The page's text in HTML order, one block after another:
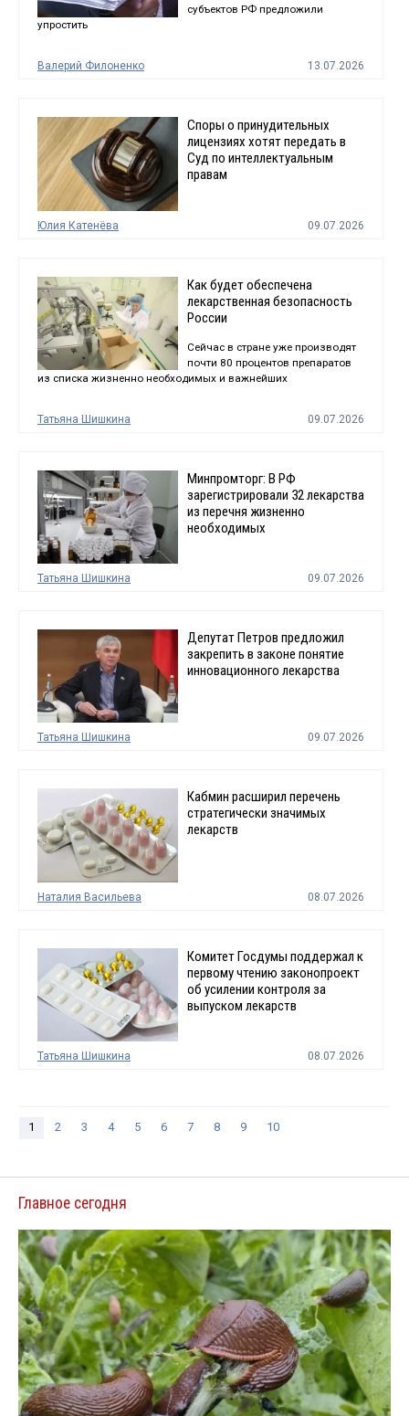
субъектов РФ предложили
упростить
Валерий Филоненко 13.07.2026
Споры о принудительных
лицензиях хотят передать в
Суд по интеллектуальным
правам
Юлия Катенёва 09.07.2026
Как будет обеспечена
лекарственная безопасность
России
Сейчас в стране уже производят
почти 80 процентов препаратов
из списка жизненно необходимых и важнейших
Татьяна Шишкина 09.07.2026
Минпромторг: В РФ
зарегистрировали 32 лекарства
из перечня жизненно
необходимых
Татьяна Шишкина 09.07.2026
Депутат Петров предложил
закрепить в законе понятие
инновационного лекарства
Татьяна Шишкина 09.07.2026
Кабмин расширил перечень
стратегически значимых
лекарств
Наталия Васильева 08.07.2026
Комитет Госдумы поддержал к
первому чтению законопроект
об усилении контроля за
выпуском лекарств
Татьяна Шишкина 08.07.2026
1 2 3 4 5 6 7 8 9 10
Главное сегодня